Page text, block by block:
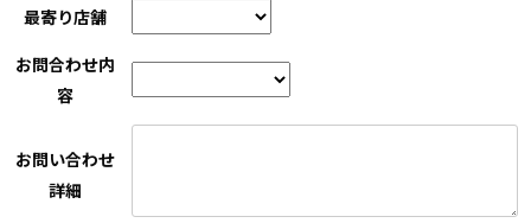
最寄り店舗
お問合わせ内
容
お問い合わせ
詳細